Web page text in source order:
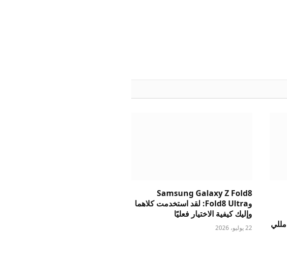
وشاشة 120 هرتز وبطارية 6500 مللي
Samsung Galaxy Z Fold8
وFold8 Ultra: لقد استخدمت كلاهما
وإليك كيفية الاختيار فعليًا
22 يوليو، 2026